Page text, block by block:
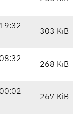
303 KiB
268 KiB
267 KiB